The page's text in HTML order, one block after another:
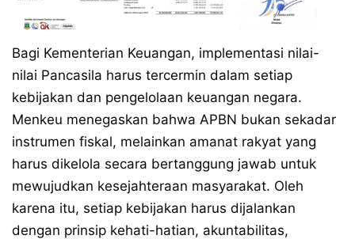
Bagi Kementerian Keuangan, implementasi nilai-
nilai Pancasila harus tercermin dalam setiap
kebijakan dan pengelolaan keuangan negara.
Menkeu menegaskan bahwa APBN bukan sekadar
instrumen fiskal, melainkan amanat rakyat yang
harus dikelola secara bertanggung jawab untuk
mewujudkan kesejahteraan masyarakat. Oleh
karena itu, setiap kebijakan harus dijalankan
dengan prinsip kehati-hatian, akuntabilitas,